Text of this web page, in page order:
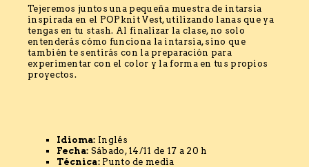
Tejeremos juntos una pequeña muestra de intarsia
inspirada en el POPknit Vest, utilizando lanas que ya
tengas en tu stash. Al finalizar la clase, no solo
entenderás cómo funciona la intarsia, sino que
también te sentirás con la preparación para
experimentar con el color y la forma en tus propios
proyectos.
Idioma: Inglés
Fecha: Sábado, 14/11 de 17 a 20 h
Técnica: Punto de media